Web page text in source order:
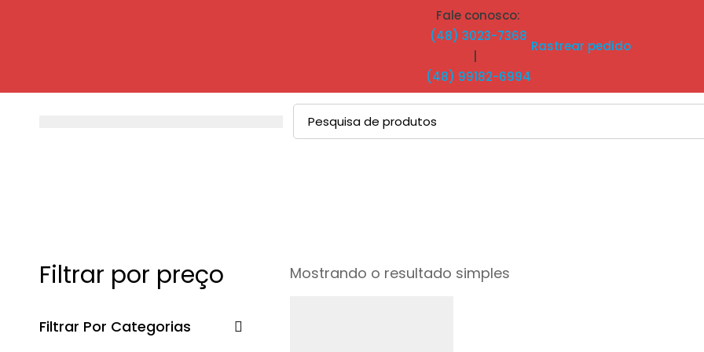
Fale conosco:
(48) 3023-7368
(48) 99182-6994
Rastrear pedido
Procurar
por:
Filtrar por preço
Filtrar Por Categorias
Mostrando o resultado simples